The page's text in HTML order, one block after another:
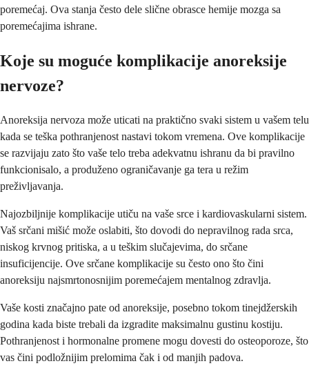
poremećaj. Ova stanja često dele slične obrasce hemije mozga sa
poremećajima ishrane.
Koje su moguće komplikacije anoreksije
nervoze?
Anoreksija nervoza može uticati na praktično svaki sistem u vašem telu
kada se teška pothranjenost nastavi tokom vremena. Ove komplikacije
se razvijaju zato što vaše telo treba adekvatnu ishranu da bi pravilno
funkcionisalo, a produženo ograničavanje ga tera u režim
preživljavanja.
Najozbiljnije komplikacije utiču na vaše srce i kardiovaskularni sistem.
Vaš srčani mišić može oslabiti, što dovodi do nepravilnog rada srca,
niskog krvnog pritiska, a u teškim slučajevima, do srčane
insuficijencije. Ove srčane komplikacije su često ono što čini
anoreksiju najsmrtonosnijim poremećajem mentalnog zdravlja.
Vaše kosti značajno pate od anoreksije, posebno tokom tinejdžerskih
godina kada biste trebali da izgradite maksimalnu gustinu kostiju.
Pothranjenost i hormonalne promene mogu dovesti do osteoporoze, što
vas čini podložnijim prelomima čak i od manjih padova.